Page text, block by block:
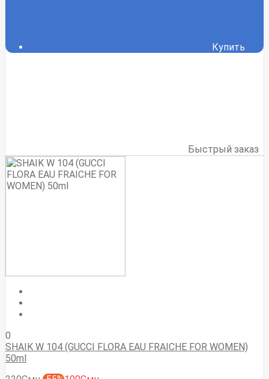
Купить
Быстрый заказ
0
SHAIK W 104 (GUCCI FLORA EAU FRAICHE FOR WOMEN)
50ml